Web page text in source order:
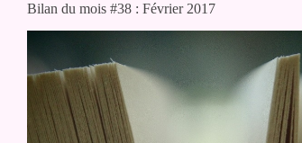
Bilan du mois #38 : Février 2017